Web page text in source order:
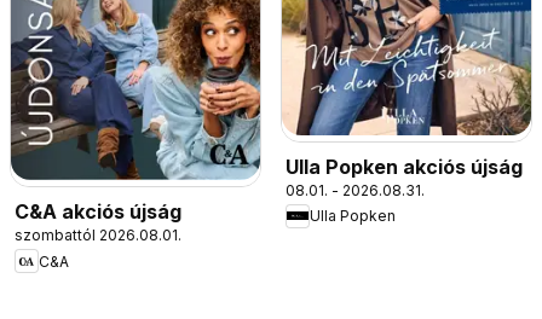
C&A akciós újság
szombattól 2026.08.01.
C&A
Ulla Popken akciós újság
08.01. - 2026.08.31.
Ulla Popken